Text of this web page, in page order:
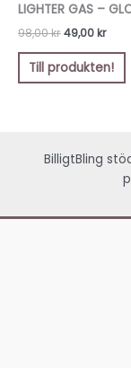
LIGHTER GAS –
98,00kr
98,00 kr.
49,00kr
Till produkten!
BilligtBling